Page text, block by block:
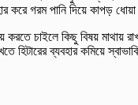
করে গরম পানি দিয়ে কাপড়
করতে চাইলে কিছু বিষয় মাথায়
হিটারের ব্যবহার কমিয়ে